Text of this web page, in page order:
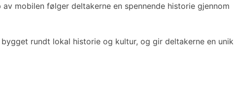
mobilen følger deltakerne en spennende historie gjennom
rundt lokal historie og kultur, og gir deltakerne en unik